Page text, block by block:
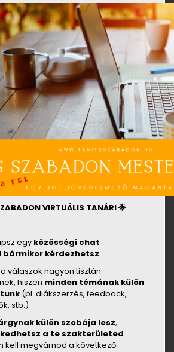
VIRTUÁLIS TANÁRI 🌟
egy közösségi chat
bármikor kérdezhetsz
válaszok nagyon tisztán
hiszen minden témának külön
(pl. diákszerzés, feedback,
stb.)
külön szobája lesz,
a te szakterületed
kell megvárnod a következő